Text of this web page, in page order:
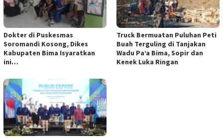
Dokter di Puskesmas
Soromandi Kosong, Dikes
Kabupaten Bima Isyaratkan
ini…
Truck Bermuatan Puluhan Peti
Buah Terguling di Tanjakan
Wadu Pa’a Bima, Sopir dan
Kenek Luka Ringan